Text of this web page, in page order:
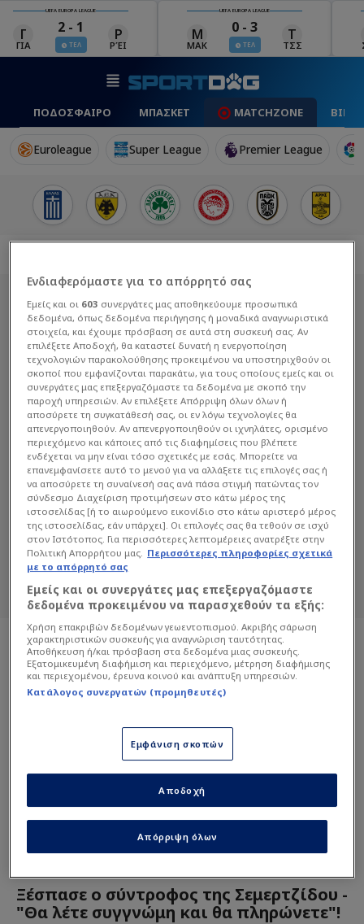
UEFA EUROPA LEAGUE
0 - 3
UEFA EUROPA LEAGUE
0 - 0
ΠΆΦ
ΠΟΔΟΣΦΑΙΡΟ ΜΠΑΣΚΕΤ MATCHZONE
Euroleague Super League Premier League
ΚΑΛΛΙΌΠΗ ΣΕΜΕΡΤΖΊΔΟΥ
Διαβάστε όλα τα άρθρα του Sportdog
σχετικά με το θέμα Καλλιόπη
Σεμερτζίδου.
Sportdog: Πιστό στον φίλαθλο.
Ξέσπασε ο σύντροφος της Σεμερτζίδου -
"Θα λέτε συγγνώμη και θα πληρώνετε"!
Ενδιαφερόμαστε για το απόρρητό σας
Εμείς και οι 603 συνεργάτες μας αποθηκεύουμε προσωπικά
δεδομένα, όπως δεδομένα περιήγησης ή μοναδικά αναγνωριστικά
στοιχεία, και έχουμε πρόσβαση σε αυτά στη συσκευή σας. Αν
επιλέξετε Αποδοχή, θα καταστεί δυνατή η ενεργοποίηση
τεχνολογιών παρακολούθησης προκειμένου να υποστηριχθούν οι
σκοποί που εμφανίζονται παρακάτω, για τους οποίους εμείς και οι
συνεργάτες μας επεξεργαζόμαστε τα δεδομένα με σκοπό την
παροχή υπηρεσιών. Αν επιλέξετε Απόρριψη όλων όλων ή
αποσύρετε τη συγκατάθεσή σας, οι εν λόγω τεχνολογίες θα
απενεργοποιηθούν. Αν απενεργοποιηθούν οι ιχνηλάτες, ορισμένο
περιεχόμενο και κάποιες από τις διαφημίσεις που βλέπετε
ενδέχεται να μην είναι τόσο σχετικές με εσάς. Μπορείτε να
επανεμφανίσετε αυτό το μενού για να αλλάξετε τις επιλογές σας ή
να αποσύρετε τη συναίνεσή σας ανά πάσα στιγμή πατώντας τον
σύνδεσμο Διαχείριση προτιμήσεων στο κάτω μέρος της
ιστοσελίδας [ή το αιωρούμενο εικονίδιο στο κάτω αριστερό μέρος
της ιστοσελίδας, εάν υπάρχει]. Οι επιλογές σας θα τεθούν σε ισχύ
στον Ιστότοπος. Για περισσότερες λεπτομέρειες ανατρέξτε στην
Πολιτική Απορρήτου μας. Περισσότερες πληροφορίες σχετικά
με το απόρρητό σας
Εμείς και οι συνεργάτες μας επεξεργαζόμαστε
δεδομένα προκειμένου να παρασχεθούν τα εξής:
Χρήση επακριβών δεδομένων γεωεντοπισμού. Ακριβής σάρωση
χαρακτηριστικών συσκευής για αναγνώριση ταυτότητας.
Αποθήκευση ή/και πρόσβαση στα δεδομένα μιας συσκευής.
Εξατομικευμένη διαφήμιση και περιεχόμενο, μέτρηση διαφήμισης
και περιεχομένου, έρευνα κοινού και ανάπτυξη υπηρεσιών.
Κατάλογος συνεργατών (προμηθευτές)
Εμφάνιση σκοπών
Απόρριψη όλων
Αποδοχή